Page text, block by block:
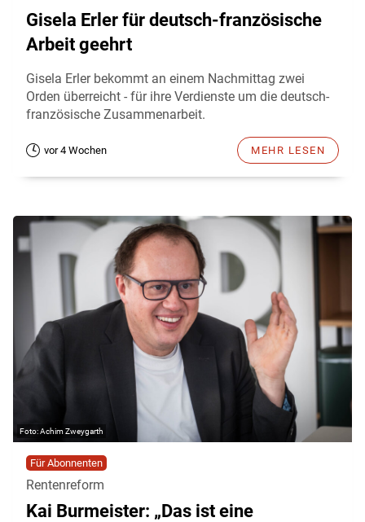
Gisela Erler für deutsch-französische
Arbeit geehrt
Gisela Erler bekommt an einem Nachmittag zwei
Orden überreicht - für ihre Verdienste um die deutsch-
französische Zusammenarbeit.
vor 4 Wochen MEHR LESEN
Achim Zweygarth
Für Abonnenten
Rentenreform
Kai Burmeister: „Das ist eine